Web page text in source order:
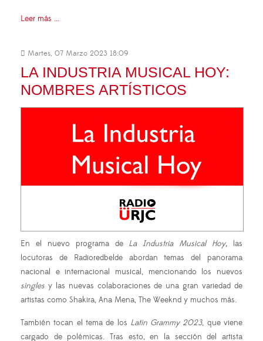
Leer más ...
Martes, 07 Marzo 2023 18:09
LA INDUSTRIA MUSICAL HOY:
NOMBRES ARTÍSTICOS
En el nuevo programa de La Industria Musical Hoy, las
locutoras de Radioredbelde abordan temas del panorama
nacional e internacional musical, mencionando los nuevos
singles y las nuevas colaboraciones de una gran variedad de
artistas como Shakira, Ana Mena, The Weeknd y muchos más.
También tocan el tema de los Latin Grammy 2023, que viene
cargado de polémicas. Tras esto, en la sección del artista